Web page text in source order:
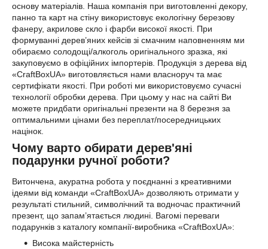
основу матеріалів. Наша компанія при виготовленні декору,
панно та карт на стіну використовує екологічну березову
фанеру, акрилове скло і фарби високої якості. При
формуванні дерев’яних кейсів зі смачним наповненням ми
обираємо солодощі/алкоголь оригінального зразка, які
закуповуємо в офіційних імпортерів. Продукція з дерева від
«CraftBoxUA» виготовляється нами власноруч та має
сертифікати якості. При роботі ми використовуємо сучасні
технології обробки дерева. При цьому у нас на сайті Ви
можете придбати оригінальні презенти на 8 березня за
оптимальними цінами без переплат/посередницьких
націнок.
Чому варто обирати дерев'яні
подарунки ручної роботи?
Витончена, акуратна робота у поєднанні з креативними
ідеями від команди «CraftBoxUA» дозволяють отримати у
результаті стильний, символічний та водночас практичний
презент, що запам’ятається людині. Вагомі переваги
подарунків з каталогу компанії-виробника «CraftBoxUA»:
Висока майстерність